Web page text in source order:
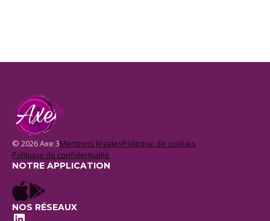
© 2026 Axe 3Mentions legalesPolitique de cookies
Politique de confidentialité
NOTRE APPLICATION
NOS RÉSEAUX